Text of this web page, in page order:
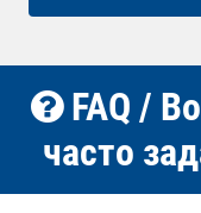
FAQ /
часто